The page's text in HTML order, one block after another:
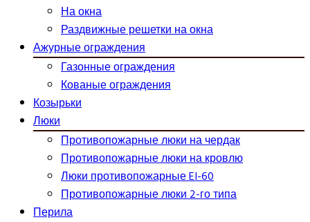
На окна
Раздвижные решетки на окна
Ажурные ограждения
Газонные ограждения
Кованые ограждения
Козырьки
Люки
Противопожарные люки на чердак
Противопожарные люки на кровлю
Люки противопожарные EI-60
Противопожарные люки 2-го типа
Перила